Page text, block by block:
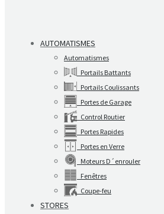
AUTOMATISMES
Automatismes
Portails Battants
Portails Coulissants
Portes de Garage
Control Routier
Portes Rapides
Portes en Verre
Moteurs D´enrouler
Fenêtres
Coupe-feu
STORES